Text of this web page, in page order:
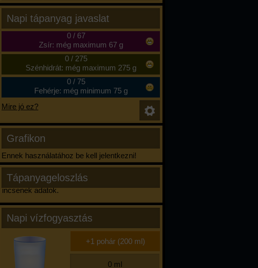
Napi tápanyag javaslat
0/ 67
Zsír: még maximum 67 g
0/ 275
Szénhidrát: még maximum 275 g
0/ 75
Fehérje: még minimum 75 g
Mire jó ez?
Grafikon
Ennek használatához be kell jelentkezni!
Tápanyageloszlás
Nincsenek adatok.
Napi vízfogyasztás